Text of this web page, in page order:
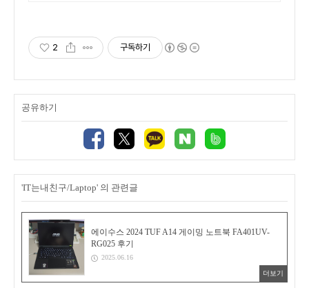
2 구독하기
공유하기
'IT는내친구/Laptop' 의 관련글
에이수스 2024 TUF A14 게이밍 노트북 FA401UV-
RG025 후기
2025.06.16
더보기